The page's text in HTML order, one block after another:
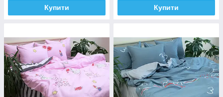
Купити Купити